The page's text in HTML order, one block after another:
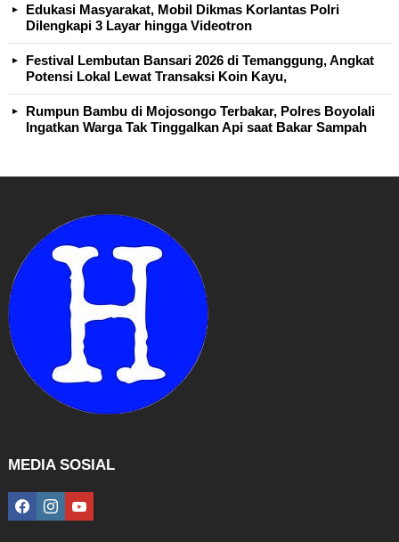
Edukasi Masyarakat, Mobil Dikmas Korlantas Polri
Dilengkapi 3 Layar hingga Videotron
Festival Lembutan Bansari 2026 di Temanggung, Angkat
Potensi Lokal Lewat Transaksi Koin Kayu,
Rumpun Bambu di Mojosongo Terbakar, Polres Boyolali
Ingatkan Warga Tak Tinggalkan Api saat Bakar Sampah
MEDIA SOSIAL
facebookinstagramyoutube